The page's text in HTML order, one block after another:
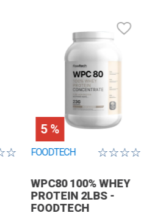
☆
5 %
FOODTECH ☆☆☆☆
WPC80 100% WHEY
PROTEIN 2LBS -
FOODTECH